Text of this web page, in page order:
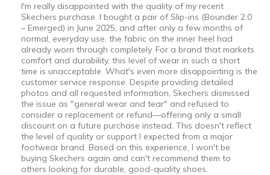
I'm really disappointed with the quality of my recent
Skechers purchase. I bought a pair of Slip-ins (Bounder 2.0
– Emerged) in June 2025, and after only a few months of
normal, everyday use, the fabric on the inner heel had
already worn through completely. For a brand that markets
comfort and durability, this level of wear in such a short
time is unacceptable. What's even more disappointing is the
customer service response. Despite providing detailed
photos and all requested information, Skechers dismissed
the issue as "general wear and tear" and refused to
consider a replacement or refund—offering only a small
discount on a future purchase instead. This doesn't reflect
the level of quality or support I expected from a major
footwear brand. Based on this experience, I won't be
buying Skechers again and can't recommend them to
others looking for durable, good-quality shoes.